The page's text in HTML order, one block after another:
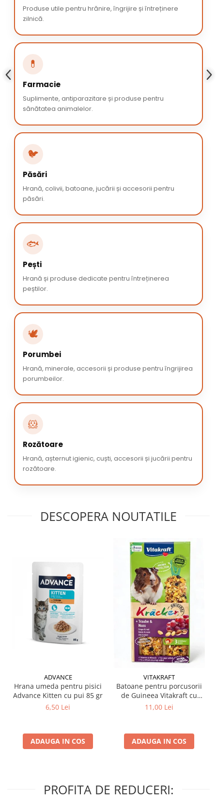
Produse utile pentru hrănire, îngrijire și întreținere
zilnică.
💊
Farmacie
Suplimente, antiparazitare și produse pentru
sănătatea animalelor.
🐦
Păsări
Hrană, colivii, batoane, jucării și accesorii pentru
păsări.
🐟
Pești
Hrană și produse dedicate pentru întreținerea
peștilor.
🕊️
Porumbei
Hrană, minerale, accesorii și produse pentru îngrijirea
porumbeilor.
🐹
Rozătoare
Hrană, așternut igienic, cuști, accesorii și jucării pentru
rozătoare.
DESCOPERA NOUTATILE
ADVANCE
Hrana umeda pentru pisici
Advance Kitten cu pui 85 gr
6,50 Lei
ADAUGA IN COS
VITAKRAFT
Batoane pentru porcusorii
de Guineea Vitakraft cu
struguri & nuci 2 buc
11,00 Lei
ADAUGA IN COS
PROFITA DE REDUCERI: